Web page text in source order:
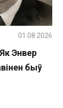
Энвер
быў
01.08.2026